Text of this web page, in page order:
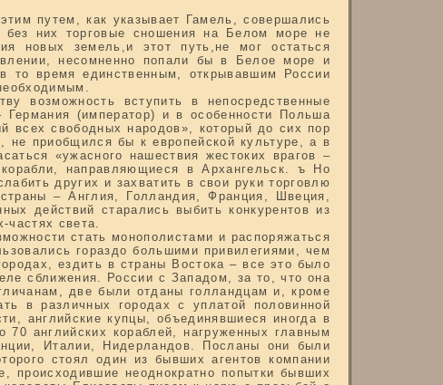
путем, как указывает Гамель, совершались
них торговые сношения на Белом море не
новых земель,и этот путь,не мог остаться
несомненно попали бы в Белое море и
то время единственным, открывавшим России
возможность вступить в непосредственные
(император) и в особенности Польша
всех свободных народов», который до сих пор
не приобщился бы к европейской культуре, а в
«ужасного нашествия жестоких врагов –
направляющиеся в Архангельск. ъ Но
других и захватить в свои руки торговлю
– Англия, Голландия, Франция, Швеция,
действий старались выбить конкурентов из
света.
стать монополистами и распоряжаться
гораздо большими привилегиями, чем
ездить в страны Востока – все это было
сближения. России с Западом, за то, что она
две были отданы голландцам и, кроме
в различных городах с уплатой половинной
английские купцы, объединявшиеся иногда в
английских кораблей, нагруженных главным
Италии, Нидерландов. Посланы они были
стоял один из бывших агентов компании
происходившие неоднократно попытки бывших